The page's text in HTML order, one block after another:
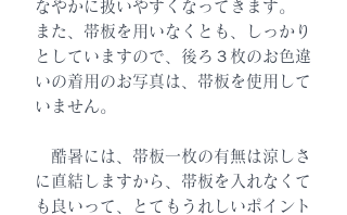
なやかに扱いやすくなってきます。
また、帯板を用いなくとも、しっかり
としていますので、後ろ３枚のお色違
いの着用のお写真は、帯板を使用して
いません。
酷暑には、帯板一枚の有無は涼しさ
に直結しますから、帯板を入れなくて
も良いって、とてもうれしいポイント